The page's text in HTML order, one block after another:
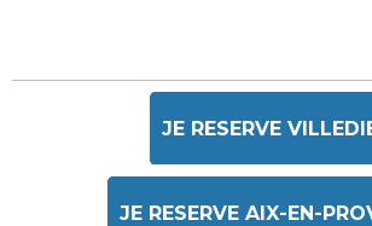
JE RESERVE
JE RESERVE AIX-EN-